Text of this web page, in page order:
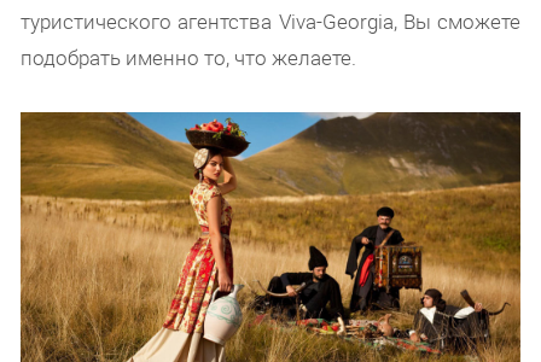
туристического агентства Viva-Georgia, Вы сможете
подобрать именно то, что желаете.